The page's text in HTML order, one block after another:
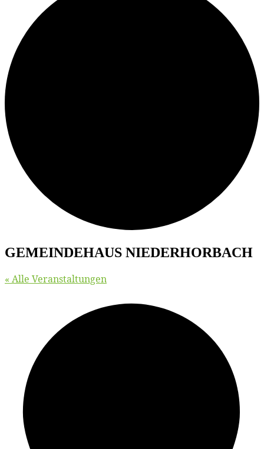
GEMEINDEHAUS NIEDERHORBACH
« Alle Veranstaltungen